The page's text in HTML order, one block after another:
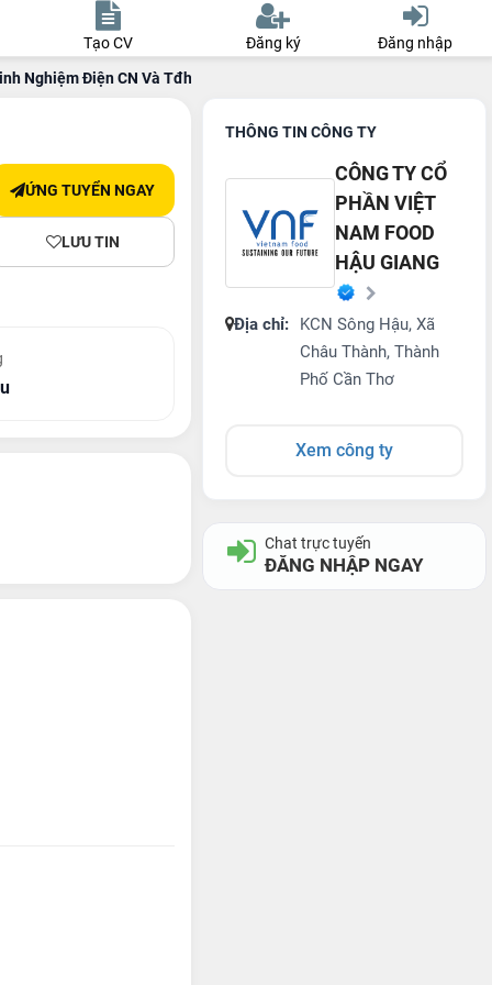
Tạo CV Đăng ký Đăng nhập
Nghiệm Điện CN Và Tđh)
ỨNG TUYỂN NGAY
LƯU TIN
THÔNG TIN CÔNG TY
CÔNG TY CỔ
PHẦN VIỆT
NAM FOOD
HẬU GIANG
Địa chỉ:
KCN Sông Hậu, Xã
Châu Thành, Thành
Phố Cần Thơ
Xem công ty
Chat trực tuyến
ĐĂNG NHẬP NGAY